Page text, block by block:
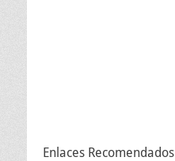
Enlaces Recomendados